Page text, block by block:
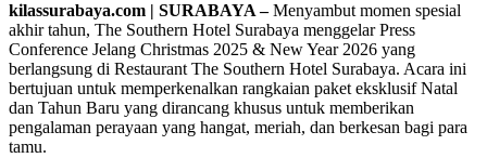
kilassurabaya.com | SURABAYA –Menyambut momen spesial
akhir tahun, The Southern Hotel Surabaya menggelar Press
Conference Jelang Christmas 2025 & New Year 2026 yang
berlangsung di Restaurant The Southern Hotel Surabaya. Acara ini
bertujuan untuk memperkenalkan rangkaian paket eksklusif Natal
dan Tahun Baru yang dirancang khusus untuk memberikan
pengalaman perayaan yang hangat, meriah, dan berkesan bagi para
tamu.